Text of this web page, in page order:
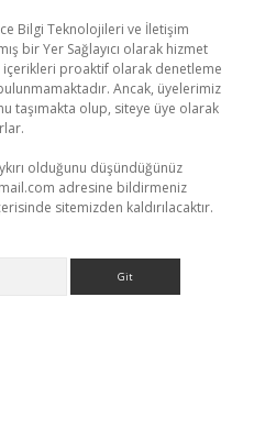
Bilgi Teknolojileri ve İletişim
bir Yer Sağlayıcı olarak hizmet
proaktif olarak denetleme
Ancak, üyelerimiz
taşımakta olup, siteye üye olarak
olduğunu düşündüğünüz
adresine bildirmeniz
sitemizden kaldırılacaktır.